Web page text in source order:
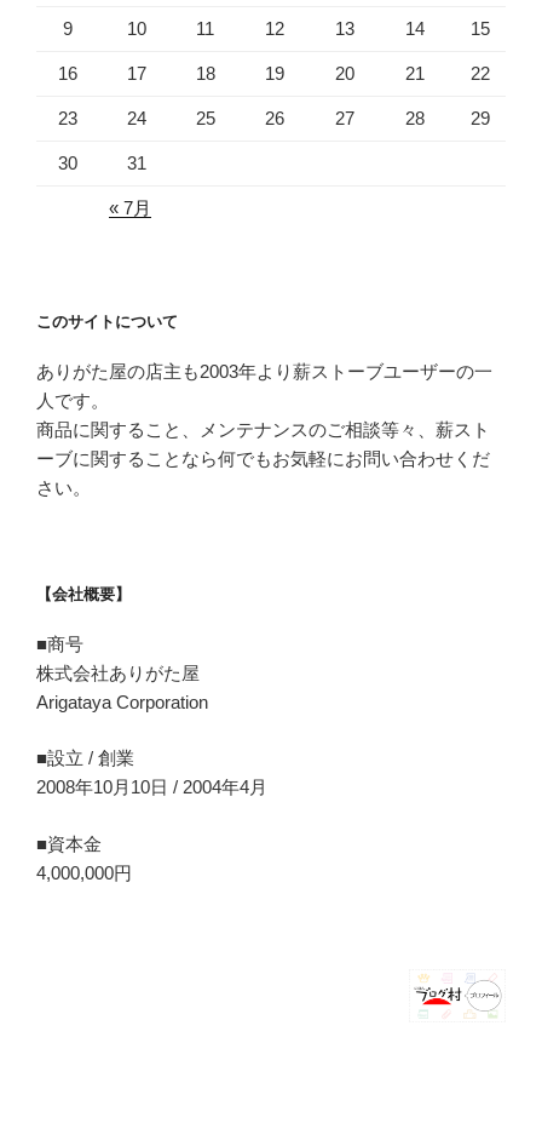
9 10 11 12 13 14 15
16 17 18 19 20 21 22
23 24 25 26 27 28 29
30 31
« 7月
このサイトについて
ありがた屋の店主も2003年より薪ストーブユーザーの一
人です。
商品に関すること、メンテナンスのご相談等々、薪スト
ーブに関することなら何でもお気軽にお問い合わせくだ
さい。
【会社概要】
■商号
株式会社ありがた屋
Arigataya Corporation
■設立 / 創業
2008年10月10日 / 2004年4月
■資本金
4,000,000円